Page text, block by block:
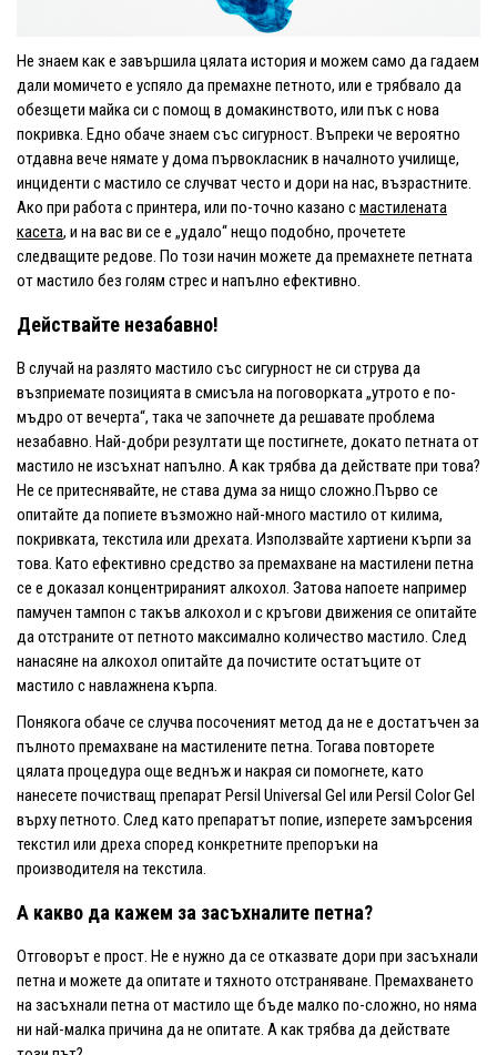
Не знаем как е завършила цялата история и можем само да гадаем
дали момичето е успяло да премахне петното, или е трябвало да
обезщети майка си с помощ в домакинството, или пък с нова
покривка. Едно обаче знаем със сигурност. Въпреки че вероятно
отдавна вече нямате у дома първокласник в началното училище,
инциденти с мастило се случват често и дори на нас, възрастните.
Ако при работа с принтера, или по-точно казано смастилената
касета, и на вас ви се е „удало“ нещо подобно, прочетете
следващите редове. По този начин можете да премахнете петната
от мастило без голям стрес и напълно ефективно.
Действайте незабавно!
В случай на разлято мастило със сигурност не си струва да
възприемате позицията в смисъла на поговорката „утрото е по-
мъдро от вечерта“, така че започнете да решавате проблема
незабавно. Най-добри резултати ще постигнете, докато петната от
мастило не изсъхнат напълно. А как трябва да действате при това?
Не се притеснявайте, не става дума за нищо сложно.Първо се
опитайте да попиете възможно най-много мастило от килима,
покривката, текстила или дрехата. Използвайте хартиени кърпи за
това. Като ефективно средство за премахване на мастилени петна
се е доказал концентрираният алкохол. Затова напоете например
памучен тампон с такъв алкохол и с кръгови движения се опитайте
да отстраните от петното максимално количество мастило. След
нанасяне на алкохол опитайте да почистите остатъците от
мастило с навлажнена кърпа.
Понякога обаче се случва посоченият метод да не е достатъчен за
пълното премахване на мастилените петна. Тогава повторете
цялата процедура още веднъж и накрая си помогнете, като
нанесете почистващ препарат Persil Universal Gel или Persil Color Gel
върху петното. След като препаратът попие, изперете замърсения
текстил или дреха според конкретните препоръки на
производителя на текстила.
А какво да кажем за засъхналите петна?
Отговорът е прост. Не е нужно да се отказвате дори при засъхнали
петна и можете да опитате и тяхното отстраняване. Премахването
на засъхнали петна от мастило ще бъде малко по-сложно, но няма
ни най-малка причина да не опитате. А как трябва да действате